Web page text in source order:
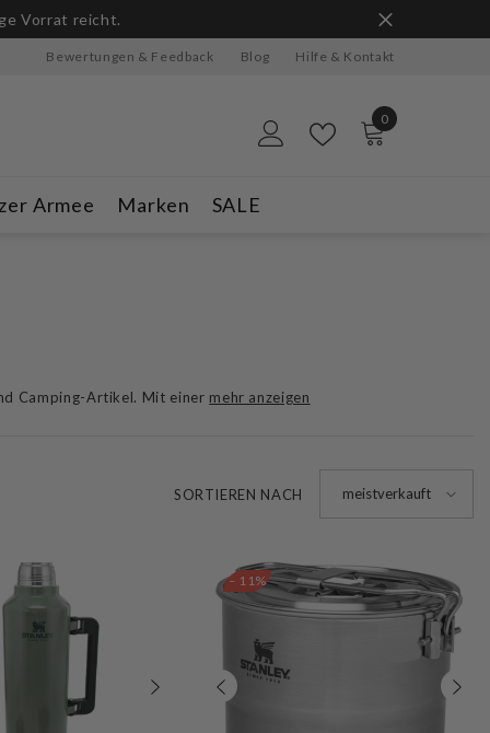
Bewertungen & Feedback Blog Hilfe & Kontakt
0
0
Armee Marken SALE
Camping-Artikel. Mit einer mehr anzeigen
SORTIEREN NACH meistverkauft
– 11%